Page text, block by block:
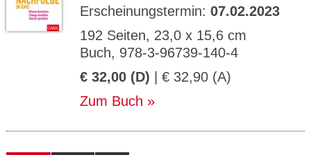
Erscheinungstermin: 07.02.2023
192 Seiten, 23,0 x 15,6 cm
Buch, 978-3-96739-140-4
€ 32,00 (D) | € 32,90 (A)
Zum Buch